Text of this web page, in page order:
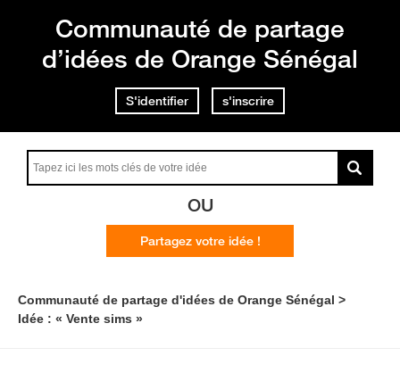
Communauté de partage
d’idées de Orange Sénégal
S'identifier s'inscrire
OU
Partagez votre idée !
Communauté de partage d'idées de Orange Sénégal
Idée : « Vente sims »